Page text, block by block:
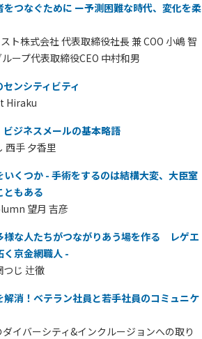
つなぐために ー予測困難な時代、変化を柔
ト株式会社 代表取締役社長 兼 COO 小嶋 智
プ代表取締役CEO 中村和男
ンシティビティ
Hiraku
ジネスメールの基本略語
西手 夕香里
くつか - 手術をするのは結構大変、大臣室
ともある
望月 吉彦
様な人たちがつながりあう場を作る レゲエ
く京金網職人 -
じ 辻徹
解消！ベテラン社員と若手社員のコミュニケ
イバーシティ&インクルージョンへの取り